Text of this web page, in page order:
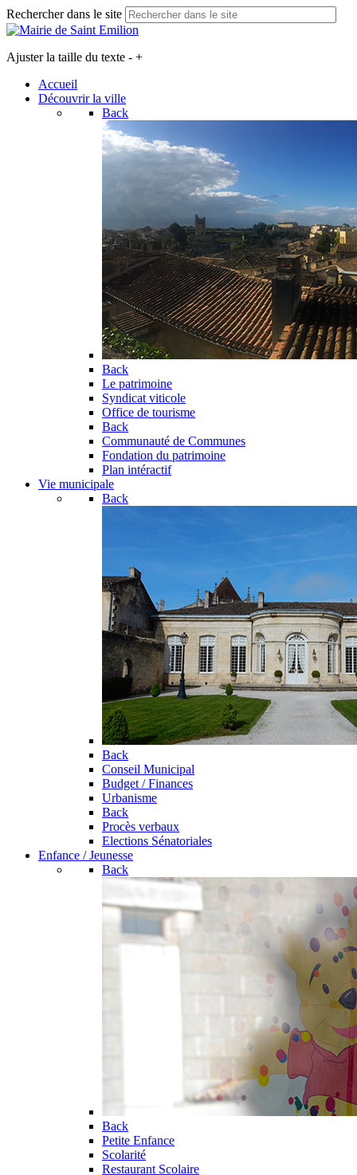
Rechercher dans le site
Ajuster la taille du texte - +
Accueil
Découvrir la ville
Back
Back
Le patrimoine
Syndicat viticole
Office de tourisme
Back
Communauté de Communes
Fondation du patrimoine
Plan intéractif
Vie municipale
Back
Back
Conseil Municipal
Budget / Finances
Urbanisme
Back
Procès verbaux
Elections Sénatoriales
Enfance / Jeunesse
Back
Back
Petite Enfance
Scolarité
Restaurant Scolaire